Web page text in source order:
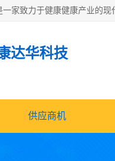
达华科技
供应商机